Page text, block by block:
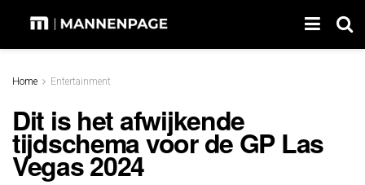
Home Entertainment
Dit is het afwijkende
tijdschema voor de GP Las
Vegas 2024